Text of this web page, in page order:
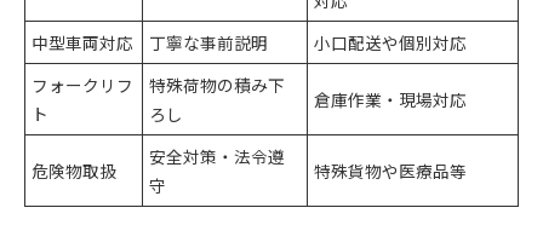
中型車両対応
丁寧な事前説明
小口配送や個別対応
フォークリフ
ト
特殊荷物の積み下
ろし
倉庫作業・現場対応
危険物取扱
安全対策・法令遵
守
特殊貨物や医療品等